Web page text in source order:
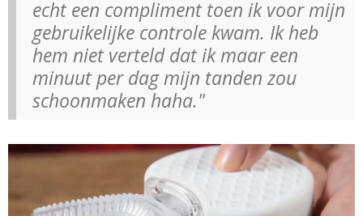
echt een compliment toen ik voor mijn
gebruikelijke controle kwam. Ik heb
hem niet verteld dat ik maar een
minuut per dag mijn tanden zou
schoonmaken haha."